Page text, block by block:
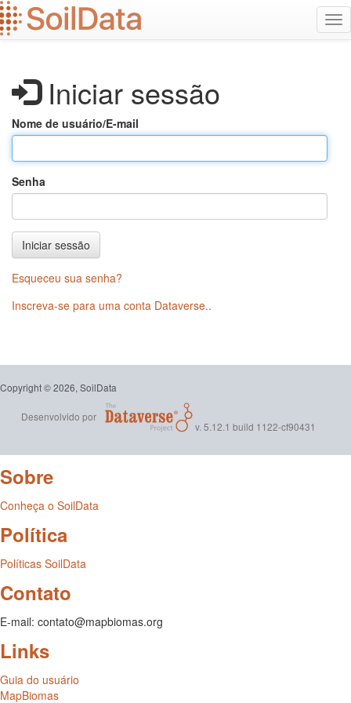
Ir
para
o
Iniciar sessão
Nome de usuário/E-mail
Senha
Iniciar sessão
Esqueceu sua senha?
Inscreva-se para uma conta Dataverse..
Copyright © 2026, SoilData
Desenvolvido por
v. 5.12.1 build 1122-cf90431
Sobre
Conheça o SoilData
Política
Políticas SoilData
Contato
E-mail: contato@mapbiomas.org
Links
Guia do usuário
MapBiomas